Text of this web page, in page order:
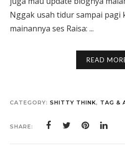
Nggak usah tidur sampai pagi
mainannya ses Raisa: ...
READ
CATEGORY: SHITTY THINK, TAG &
SHARE: